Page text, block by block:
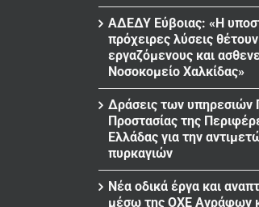
ΑΔΕΔΥ Εύβοιας: «Η
πρόχειρες λύσεις
εργαζόμενους και
Νοσοκομείο Χαλκίδας»
Δράσεις των υπηρεσιών
Προστασίας της
Ελλάδας για την
πυρκαγιών
Νέα οδικά έργα και
μέσω της ΟΧΕ Αγράφων